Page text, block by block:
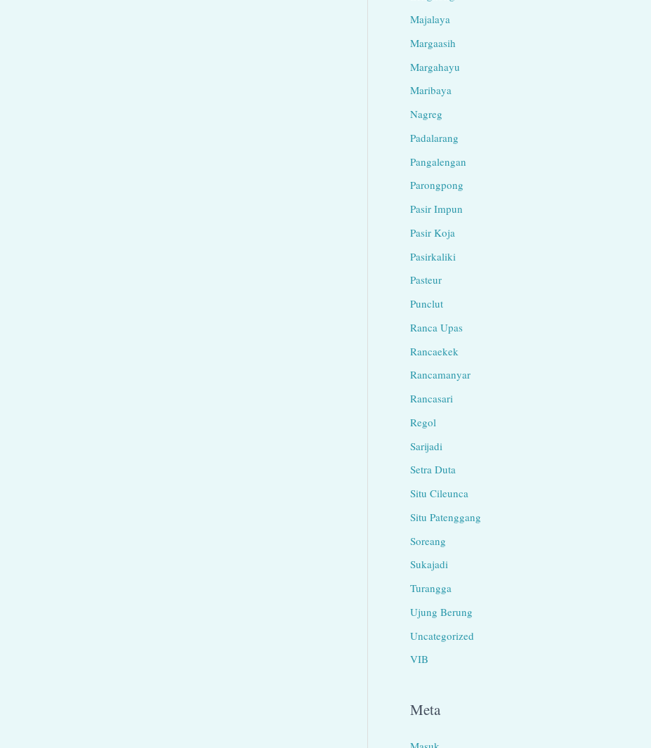
Majalaya
Margaasih
Margahayu
Maribaya
Nagreg
Padalarang
Pangalengan
Parongpong
Pasir Impun
Pasir Koja
Pasirkaliki
Pasteur
Punclut
Ranca Upas
Rancaekek
Rancamanyar
Rancasari
Regol
Sarijadi
Setra Duta
Situ Cileunca
Situ Patenggang
Soreang
Sukajadi
Turangga
Ujung Berung
Uncategorized
VIB
Meta